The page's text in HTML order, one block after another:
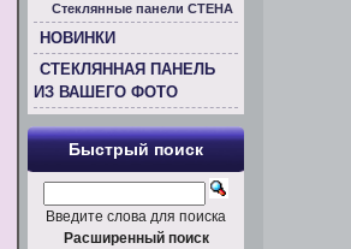
Стеклянные панели СТЕНА
НОВИНКИ
СТЕКЛЯННАЯ ПАНЕЛЬ
ИЗ ВАШЕГО ФОТО
Быстрый поиск
Введите слова для поиска
Расширенный поиск